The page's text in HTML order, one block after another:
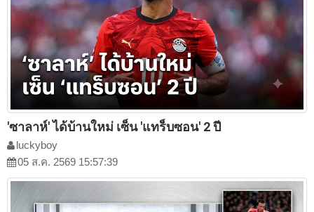
'ซาลาห์' ได้บ้านใหม่ เซ็น 'แทร็บซอน' 2 ปี
luckyboy
05 ส.ค. 2569 15:57:39